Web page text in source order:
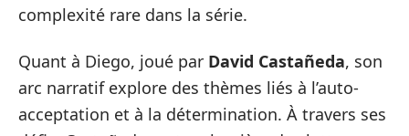
complexité rare dans la série.
Quant à Diego, joué par David Castañeda, son
arc narratif explore des thèmes liés à l’auto-
acceptation et à la détermination. À travers ses